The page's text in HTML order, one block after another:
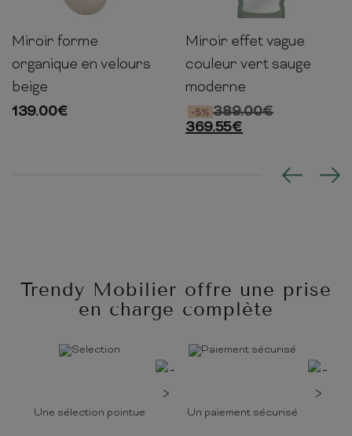
70cm 49cm
Miroir forme
organique en velours
beige
139.00€
160cm 80cm
Miroir effet vague
couleur vert sauge
moderne
389.00€
-5%
369.55€
Trendy Mobilier offre une prise
en charge complète
Une sélection pointue Un paiement sécurisé